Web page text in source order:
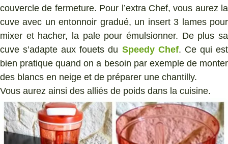
couvercle de fermeture. Pour l’extra Chef, vous aurez la
cuve avec un entonnoir gradué, un insert 3 lames pour
mixer et hacher, la pale pour émulsionner. De plus sa
cuve s’adapte aux fouets du Speedy Chef. Ce qui est
bien pratique quand on a besoin par exemple de monter
des blancs en neige et de préparer une chantilly.
Vous aurez ainsi des alliés de poids dans la cuisine.